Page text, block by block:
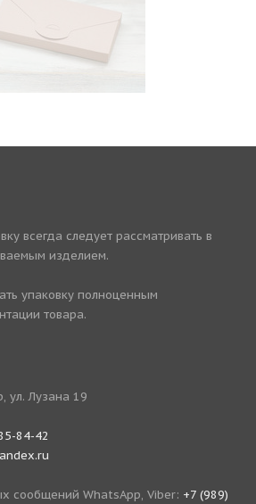
всегда следует рассматривать в
изделием.
упаковку полноценным
товара.
ул. Лузана 19
84-42
сообщений WhatsApp, Viber: +7 (989)